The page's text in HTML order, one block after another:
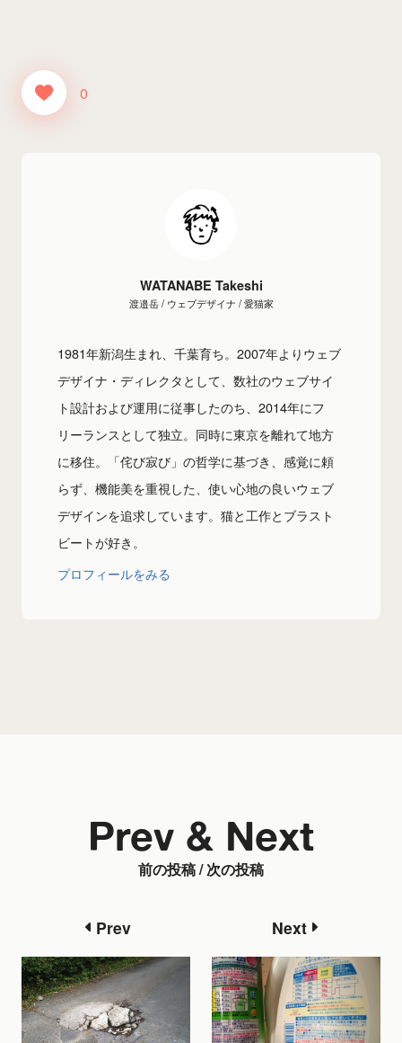
0
WATANABE Takeshi
渡邉岳 / ウェブデザイナ / 愛猫家
1981年新潟生まれ、千葉育ち。2007年よりウェブ
デザイナ・ディレクタとして、数社のウェブサイ
ト設計および運用に従事したのち、2014年にフ
リーランスとして独立。同時に東京を離れて地方
に移住。「侘び寂び」の哲学に基づき、感覚に頼
らず、機能美を重視した、使い心地の良いウェブ
デザインを追求しています。猫と工作とブラスト
ビートが好き。
プロフィールをみる
前の投稿 / 次の投稿
Prev & Next
Prev Next